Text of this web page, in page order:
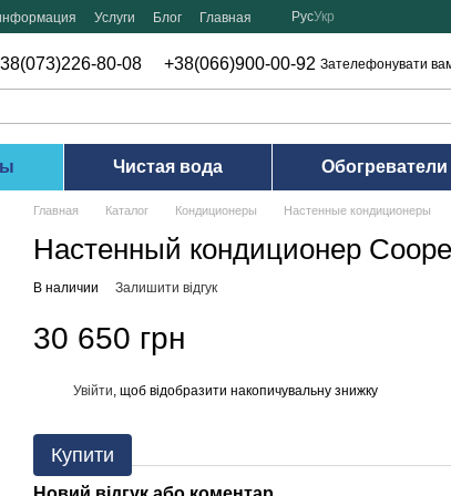
Услуги Блог Главная РусУкр
80-08 +38(066)900-00-92 Зателефонувати
Чистая вода Обогреватели
Главная Каталог Кондиционеры Настенные кондиционеры
Настенный кондиционер
В наличии Залишити відгук
30 650 грн
Увійти , щоб відобразити накопичувальну знижку
Купити